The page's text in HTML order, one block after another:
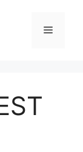
Menu